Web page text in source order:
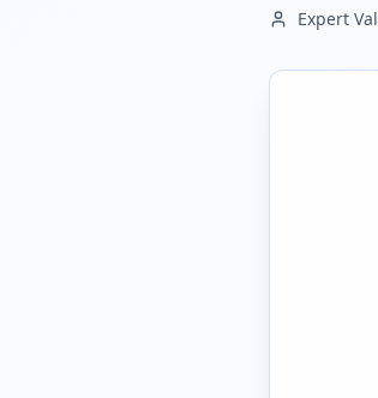
Expert